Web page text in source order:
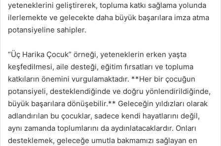
yeteneklerini geliştirerek, topluma katkı sağlama yolunda
ilerlemekte ve gelecekte daha büyük başarılara imza atma
potansiyeline sahipler.
“Üç Harika Çocuk” örneği, yeteneklerin erken yaşta
keşfedilmesi, aile desteği, eğitim fırsatları ve topluma
katkıların önemini vurgulamaktadır. **Her bir çocuğun
potansiyeli, desteklendiğinde ve doğru yönlendirildiğinde,
büyük başarılara dönüşebilir.** Geleceğin yıldızları olarak
adlandırılan bu çocuklar, sadece kendi hayatlarını değil,
aynı zamanda toplumlarını da aydınlatacaklardır. Onları
desteklemek, geleceğe umutla bakmamızı sağlayan en